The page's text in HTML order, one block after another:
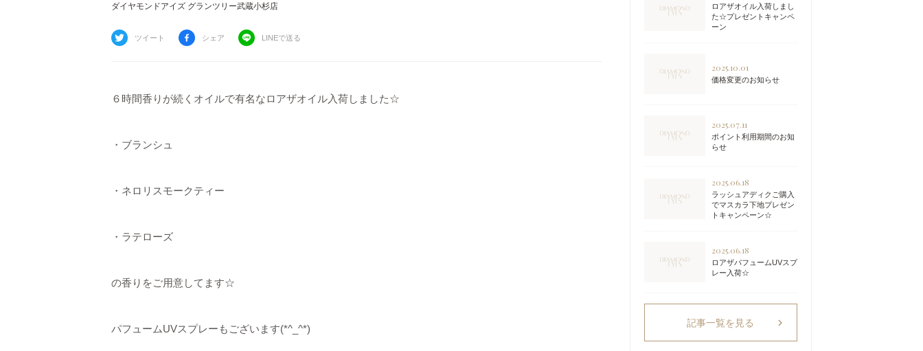
ダイヤモンドアイズ グランツリー武蔵小杉店
ツイート シェア LINEで送る
６時間香りが続くオイルで有名なロアザオイル入荷しました☆
・ブランシュ
・ネロリスモークティー
・ラテローズ
の香りをご用意してます☆
パフュームUVスプレーもございます(*^_^*)
ロアザオイル入荷しまし
た☆プレゼントキャンペ
ーン
2025.10.01
価格変更のお知らせ
2025.07.11
ポイント利用期間のお知
らせ
2025.06.18
ラッシュアディクご購入
でマスカラ下地プレゼン
トキャンペーン☆
2025.06.18
ロアザパフュームUVスプ
レー入荷☆
記事一覧を見る chevron_right